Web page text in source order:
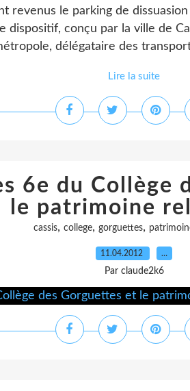
revenus le parking de
dispositif, conçu par la ville de
délégataire des
Lire la suite
6e du Collège
le patrimoine
cassis, college, gorguettes,
11.04.2012 …
Par claude2k6